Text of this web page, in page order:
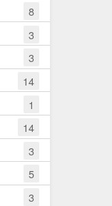
8
3
3
14
1
14
3
5
3